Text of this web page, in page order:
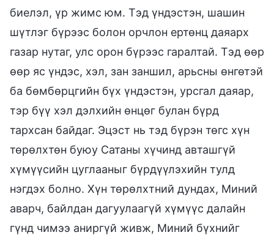
биелэл, үр жимс юм. Тэд үндэстэн, шашин
шүтлэг бүрээс болон орчлон ертөнц даяарх
газар нутаг, улс орон бүрээс гаралтай. Тэд өөр
өөр яс үндэс, хэл, зан заншил, арьсны өнгөтэй
ба бөмбөрцгийн бүх үндэстэн, урсгал даяар,
тэр бүү хэл дэлхийн өнцөг булан бүрд
тархсан байдаг. Эцэст нь тэд бүрэн төгс хүн
төрөлхтөн буюу Сатаны хүчинд авташгүй
хүмүүсийн цуглааныг бүрдүүлэхийн тулд
нэгдэх болно. Хүн төрөлхтний дундах, Миний
аварч, байлдан дагуулаагүй хүмүүс далайн
гүнд чимээ аниргүй живж, Миний бүхнийг